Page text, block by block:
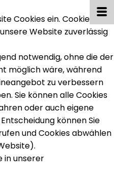
Cookies ein. Cookies sind
Website zuverlässig
notwendig, ohne die der
möglich wäre, während
zu verbessern
Sie können alle Cookies
oder auch eigene
können Sie
und Cookies abwählen
in unserer